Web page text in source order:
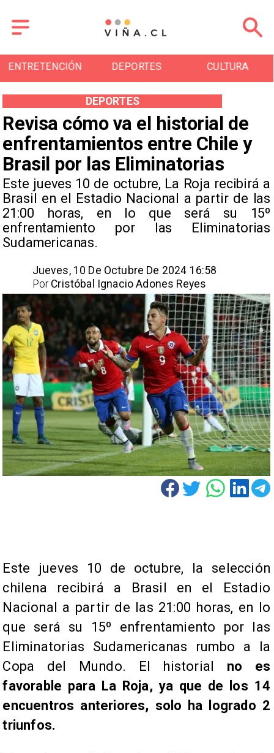
ENTRETENCIÓN DEPORTES CULTURA
Revisa cómo va el historial de
enfrentamientos entre Chile y
Brasil por las Eliminatorias
Este jueves 10 de octubre, La Roja recibirá a
Brasil en el Estadio Nacional a partir de las
21:00 horas, en lo que será su 15º
enfrentamiento por las Eliminatorias
Sudamericanas.
DEPORTES
Jueves, 10 De Octubre De 2024 16:58
Cristóbal Ignacio Adones Reyes
Por
Este jueves 10 de octubre, la selección
chilena recibirá a Brasil en el Estadio
Nacional a partir de las 21:00 horas, en lo
que será su 15º enfrentamiento por las
Eliminatorias Sudamericanas rumbo a la
Copa del Mundo. El historial no es
favorable para La Roja, ya que de los 14
encuentros anteriores, solo ha logrado 2
triunfos.